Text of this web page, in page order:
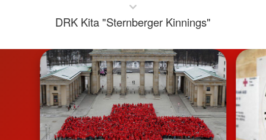
DRK Kita "Sternberger Kinnings"